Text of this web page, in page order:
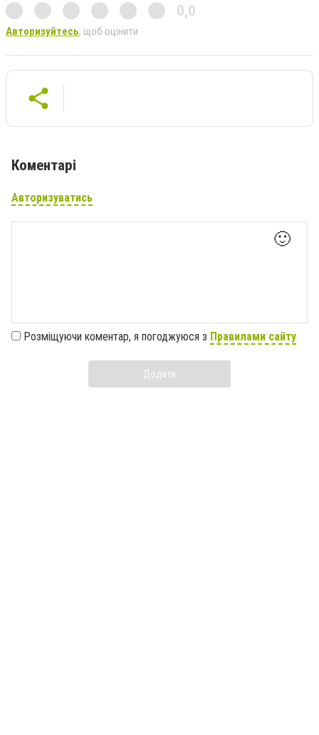
0,0
Авторизуйтесь, щоб оцінити
Коментарі
Авторизуватись
🙂
Розміщуючи коментар, я погоджуюся з Правилами сайту
Додати